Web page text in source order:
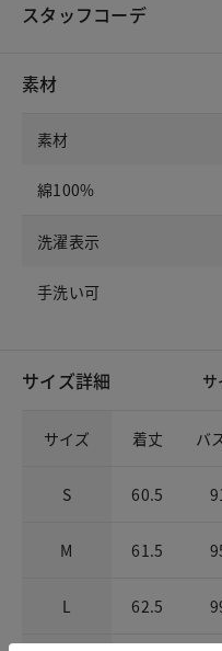
スタッフコーデ
素材
素材
綿100%
洗濯表示
手洗い可
サイズ詳細
サイズ 着丈 バ
S 60.5
M 61.5
L 62.5